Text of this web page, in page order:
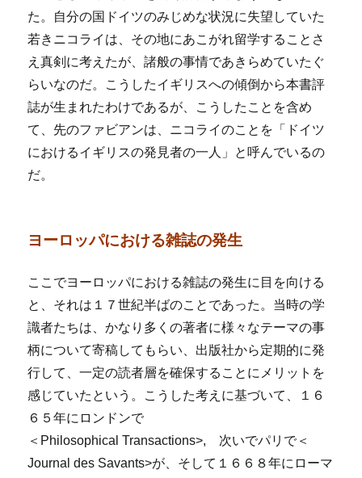
た。自分の国ドイツのみじめな状況に失望していた
若きニコライは、その地にあこがれ留学することさ
え真剣に考えたが、諸般の事情であきらめていたぐ
らいなのだ。こうしたイギリスへの傾倒から本書評
誌が生まれたわけであるが、こうしたことを含め
て、先のファビアンは、ニコライのことを「ドイツ
におけるイギリスの発見者の一人」と呼んでいるの
だ。
ヨーロッパにおける雑誌の発生
ここでヨーロッパにおける雑誌の発生に目を向ける
と、それは１７世紀半ばのことであった。当時の学
識者たちは、かなり多くの著者に様々なテーマの事
柄について寄稿してもらい、出版社から定期的に発
行して、一定の読者層を確保することにメリットを
感じていたという。こうした考えに基づいて、１６
６５年にロンドンで
＜Philosophical Transactions>, 次いでパリで＜
Journal des Savants>が、そして１６６８年にローマ